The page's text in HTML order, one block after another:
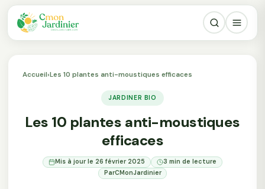
Accueil›Les 10 plantes anti-moustiques efficaces
JARDINER BIO
Les 10 plantes anti-moustiques
efficaces
Mis à jour le 26 février 2025
3 min de lecture
ParCMonJardinier